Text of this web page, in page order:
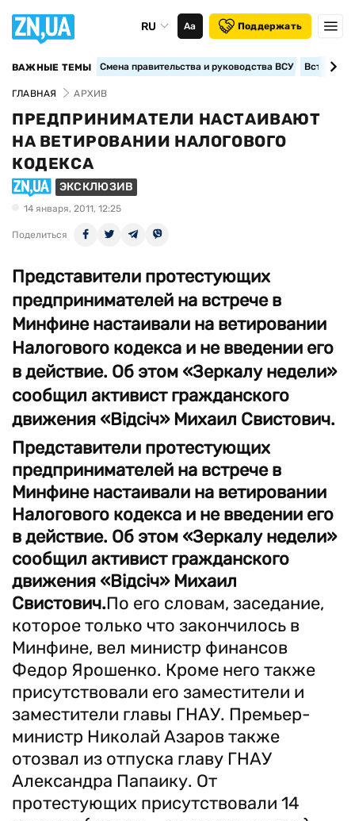
RU Аа Поддержать
ВАЖНЫЕ ТЕМЫ Смена правительства и руководства ВСУ
ГЛАВНАЯ АРХИВ
ПРЕДПРИНИМАТЕЛИ НАСТАИВАЮТ
НА ВЕТИРОВАНИИ НАЛОГОВОГО
КОДЕКСА
ЭКСКЛЮЗИВ
14 января, 2011, 12:25
Поделиться
Представители протестующих
предпринимателей на встрече в
Минфине настаивали на ветировании
Налогового кодекса и не введении его
в действие. Об этом «Зеркалу недели»
сообщил активист гражданского
движения «Відсіч» Михаил Свистович.
Представители протестующих
предпринимателей на встрече в
Минфине настаивали на ветировании
Налогового кодекса и не введении его
в действие. Об этом «Зеркалу недели»
сообщил активист гражданского
движения «Відсіч» Михаил
Свистович.По его словам, заседание,
которое только что закончилось в
Минфине, вел министр финансов
Федор Ярошенко. Кроме него также
присутствовали его заместители и
заместители главы ГНАУ. Премьер-
министр Николай Азаров также
отозвал из отпуска главу ГНАУ
Александра Папаику. От
протестующих присутствовали 14